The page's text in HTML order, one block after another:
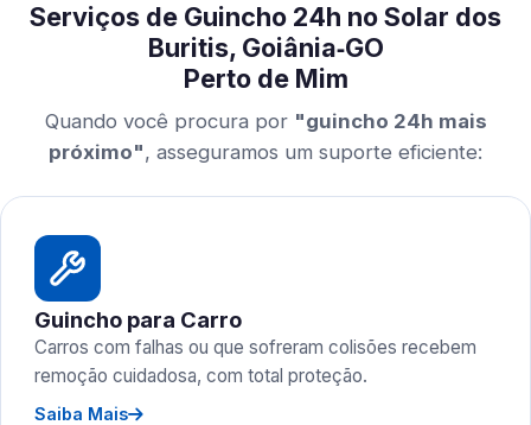
Serviços de Guincho 24h no Solar dos
Buritis, Goiânia‑GO
Perto de Mim
Quando você procura por "guincho 24h mais
próximo", asseguramos um suporte eficiente:
Guincho para Carro
Carros com falhas ou que sofreram colisões recebem
remoção cuidadosa, com total proteção.
Saiba Mais